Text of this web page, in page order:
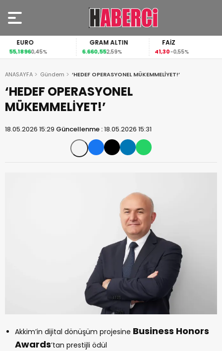
EURO
55,18960,45%
GRAM ALTIN
6.660,552,59%
FAİZ
41,30-0,55%
ANASAYFA Gündem ‘HEDEF OPERASYONEL MÜKEMMELİYET!’
‘HEDEF OPERASYONEL
MÜKEMMELİYET!’
18.05.2026 15:29 Güncellenme :18.05.2026 15:31
Akkim’in dijital dönüşüm projesine Business Honors
Awards’tan prestijli ödül